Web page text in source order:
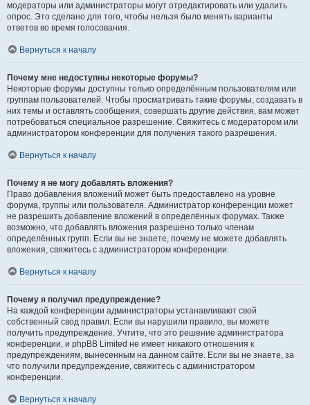
модераторы или администраторы могут отредактировать или удалить
опрос. Это сделано для того, чтобы нельзя было менять варианты
ответов во время голосования.
Вернуться к началу
Почему мне недоступны некоторые форумы?
Некоторые форумы доступны только определённым пользователям или
группам пользователей. Чтобы просматривать такие форумы, создавать в
них темы и оставлять сообщения, совершать другие действия, вам может
потребоваться специальное разрешение. Свяжитесь с модератором или
администратором конференции для получения такого разрешения.
Вернуться к началу
Почему я не могу добавлять вложения?
Право добавления вложений может быть предоставлено на уровне
форума, группы или пользователя. Администратор конференции может
не разрешить добавление вложений в определённых форумах. Также
возможно, что добавлять вложения разрешено только членам
определённых групп. Если вы не знаете, почему не можете добавлять
вложения, свяжитесь с администратором конференции.
Вернуться к началу
Почему я получил предупреждение?
На каждой конференции администраторы устанавливают свой
собственный свод правил. Если вы нарушили правило, вы можете
получить предупреждение. Учтите, что это решение администратора
конференции, и phpBB Limited не имеет никакого отношения к
предупреждениям, вынесенным на данном сайте. Если вы не знаете, за
что получили предупреждение, свяжитесь с администратором
конференции.
Вернуться к началу